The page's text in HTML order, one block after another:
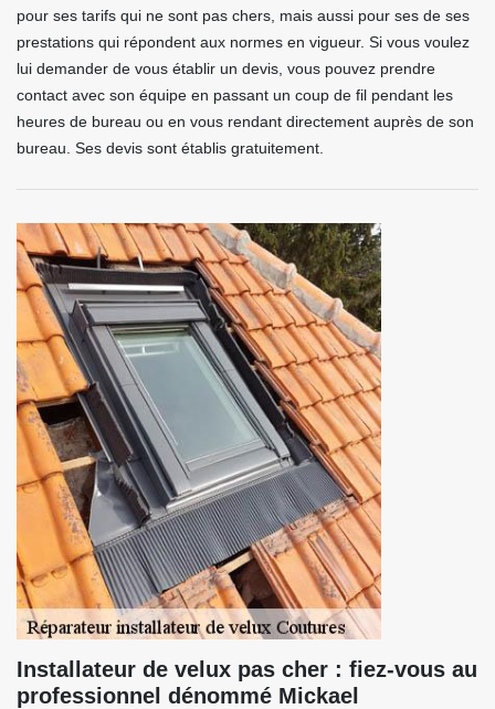
pour ses tarifs qui ne sont pas chers, mais aussi pour ses de ses
prestations qui répondent aux normes en vigueur. Si vous voulez
lui demander de vous établir un devis, vous pouvez prendre
contact avec son équipe en passant un coup de fil pendant les
heures de bureau ou en vous rendant directement auprès de son
bureau. Ses devis sont établis gratuitement.
Installateur de velux pas cher : fiez-vous au
professionnel dénommé Mickael